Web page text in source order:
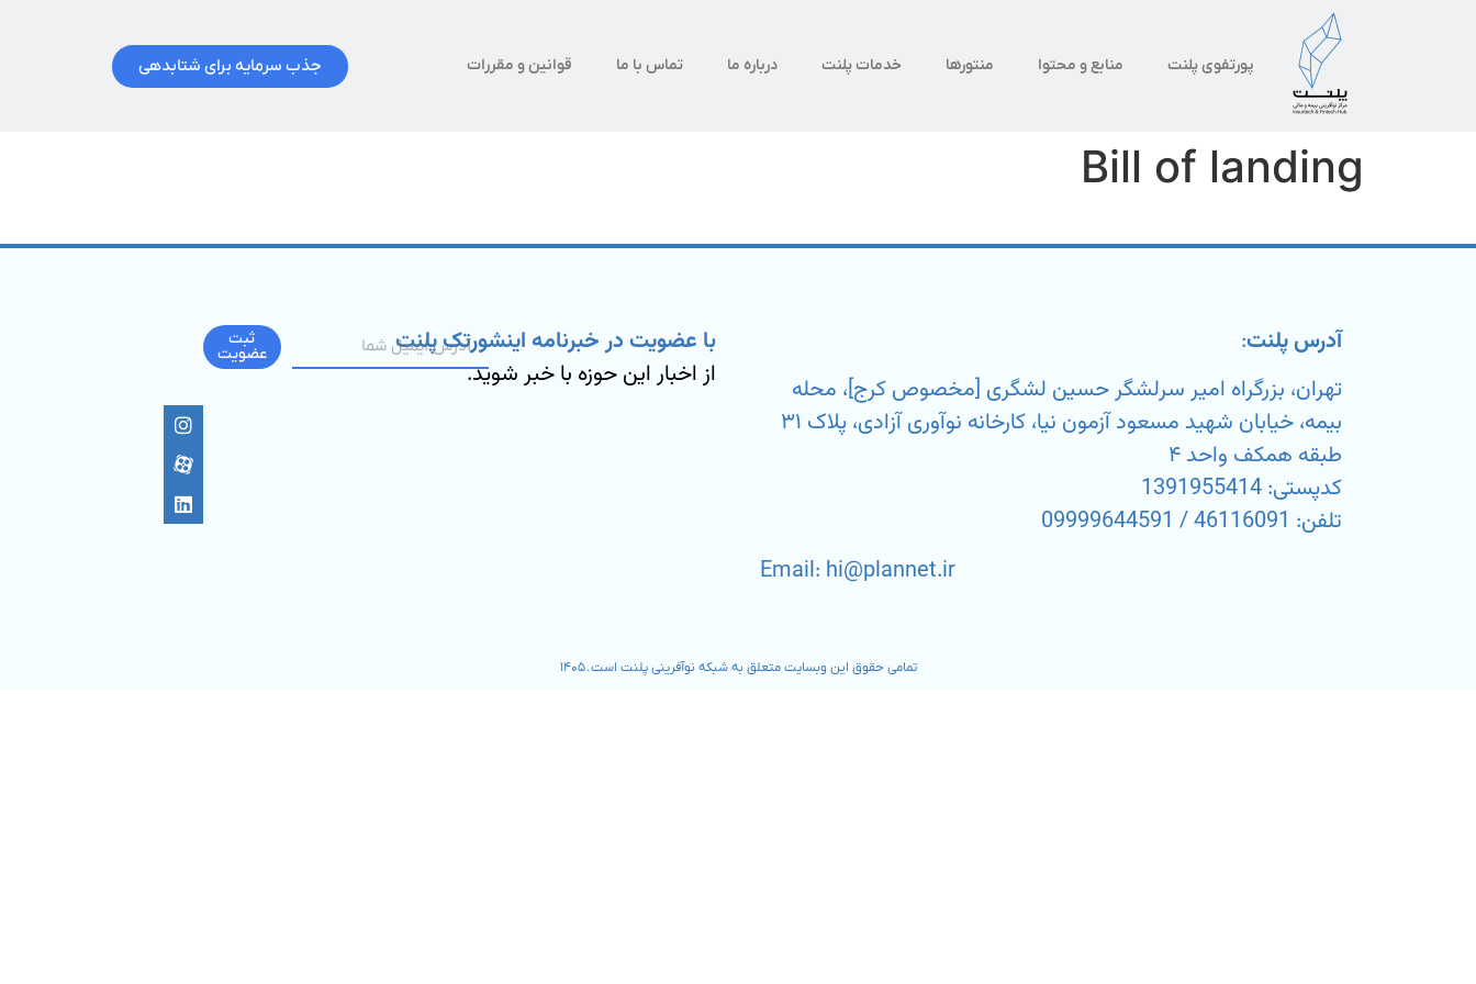
پورتفوی پلنت منابع و محتوا منتورها خدمات پلنت درباره ما تماس با ما قوانین و مقررات جذب سرمایه برای شتابدهی
Bill of landing
آدرس پلنت:
تهران، بزرگراه امیر سرلشگر حسین لشگری [مخصوص کرج]، محله
بیمه، خیابان شهید مسعود آزمون نیا، کارخانه نوآوری آزادی، پلاک ۳۱
طبقه همکف واحد ۴
کدپستی: 1391955414
تلفن: 46116091 / 09999644591
Email: hi@plannet.ir
با عضویت در خبرنامه اینشورتک پلنت
از اخبار این حوزه با خبر شوید.
ثبت
عضویت
تمامی حقوق این وبسایت متعلق به شبکه نوآفرینی پلنت است. ۱۴۰۵